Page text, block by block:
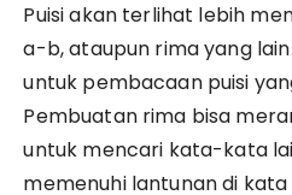
Puisi akan terlihat lebih
a-b, ataupun rima yang
untuk pembacaan puisi
Pembuatan rima bisa
untuk mencari kata-kata
memenuhi lantunan di